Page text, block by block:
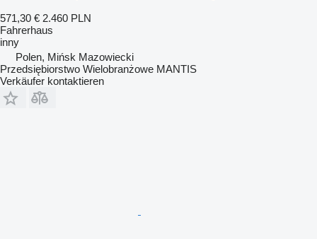
571,30 € 2.460 PLN
Fahrerhaus
inny
Polen, Mińsk Mazowiecki
Przedsiębiorstwo Wielobranżowe MANTIS
Verkäufer kontaktieren